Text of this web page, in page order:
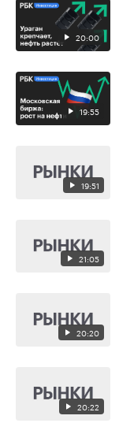
20:00
19:55
19:51
21:05
20:20
20:22